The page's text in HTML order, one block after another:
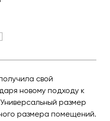
свой
новому подходу к
размер
размера помещений.